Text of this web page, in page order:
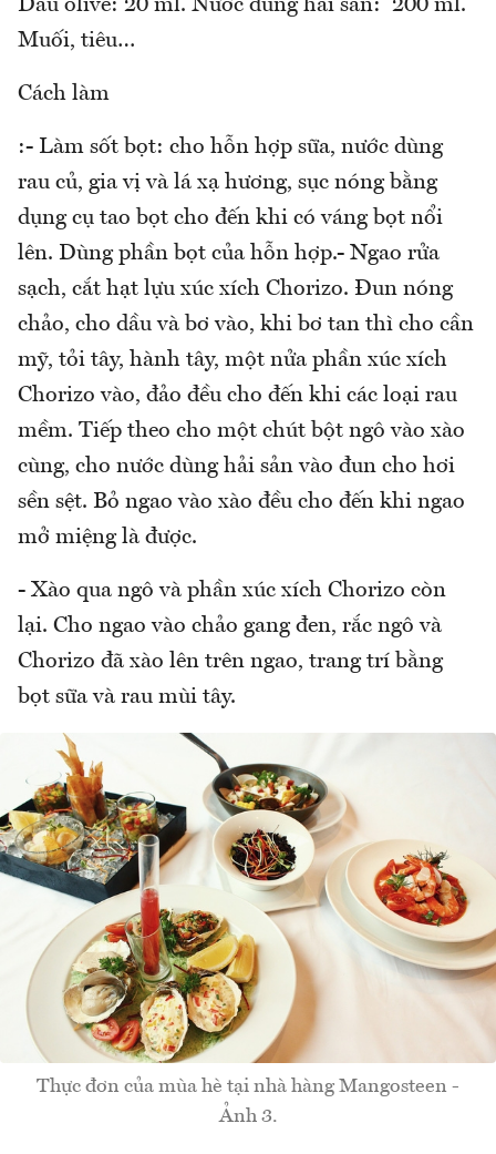
Dầu olive: 20 ml. Nước dùng hải sản: 200 ml.
Muối, tiêu…
Cách làm
:- Làm sốt bọt: cho hỗn hợp sữa, nước dùng
rau củ, gia vị và lá xạ hương, sục nóng bằng
dụng cụ tao bọt cho đến khi có váng bọt nổi
lên. Dùng phần bọt của hỗn hợp.- Ngao rửa
sạch, cắt hạt lựu xúc xích Chorizo. Đun nóng
chảo, cho dầu và bơ vào, khi bơ tan thì cho cần
mỹ, tỏi tây, hành tây, một nửa phần xúc xích
Chorizo vào, đảo đều cho đến khi các loại rau
mềm. Tiếp theo cho một chút bột ngô vào xào
cùng, cho nước dùng hải sản vào đun cho hơi
sền sệt. Bỏ ngao vào xào đều cho đến khi ngao
mở miệng là được.
- Xào qua ngô và phần xúc xích Chorizo còn
lại. Cho ngao vào chảo gang đen, rắc ngô và
Chorizo đã xào lên trên ngao, trang trí bằng
bọt sữa và rau mùi tây.
Thực đơn của mùa hè tại nhà hàng Mangosteen -
Ảnh 3.